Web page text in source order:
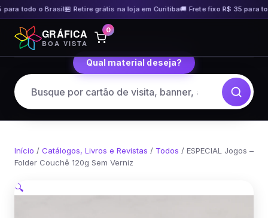
todo o Brasil🏪 Retire grátis na loja em Curitiba🚚 Frete fixo R$ 35 para
Pular
para
o
GRÁFICA
BOA VISTA
0
Qual material deseja?
Início / Catálogos, Livros e Revistas / Todos / ESPECIAL Jogos –
Folder Couchê 120g Sem Verniz
🔍